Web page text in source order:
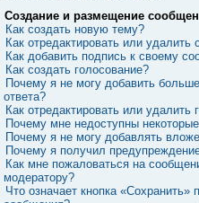
Создание и размещение
Как создать новую тему?
Как отредактировать или удалить
Как добавить подпись к своему
Как создать голосование?
Почему я не могу добавить
ответа?
Как отредактировать или удалить
Почему мне недоступны
Почему я не могу добавлять
Почему я получил
Как мне пожаловаться на
модератору?
Что означает кнопка «Сохранить»